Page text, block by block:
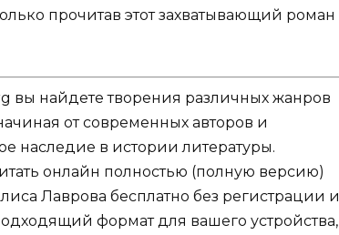
прочитав этот захватывающий роман
вы найдете творения различных жанров
от современных авторов и
наследие в истории литературы.
онлайн полностью (полную версию)
Лаврова бесплатно без регистрации и
формат для вашего устройства,